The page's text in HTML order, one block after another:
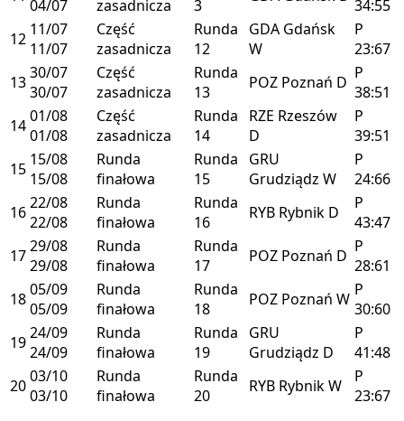
04/07
zasadnicza
3
34:55
12 11/07
11/07
Część
zasadnicza
Runda
12
GDA Gdańsk
W
P
23:67
1330/07
30/07
Część
zasadnicza
Runda
13
POZ Poznań D P
38:51
1401/08
01/08
Część
zasadnicza
Runda
14
RZE Rzeszów
D
P
39:51
15 15/08
15/08
Runda
finałowa
Runda
15
GRU
Grudziądz W
P
24:66
1622/08
22/08
Runda
finałowa
Runda
16
RYB Rybnik D
P
43:47
1729/08
29/08
Runda
finałowa
Runda
17
POZ Poznań D P
28:61
1805/09
05/09
Runda
finałowa
Runda
18
POZ Poznań W P
30:60
1924/09
24/09
Runda
finałowa
Runda
19
GRU
Grudziądz D
P
41:48
2003/10
03/10
Runda
finałowa
Runda
20
RYB RybnikW
P
23:67